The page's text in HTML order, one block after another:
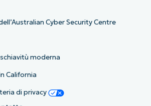
Cyber Security Centre
moderna
California
di privacy